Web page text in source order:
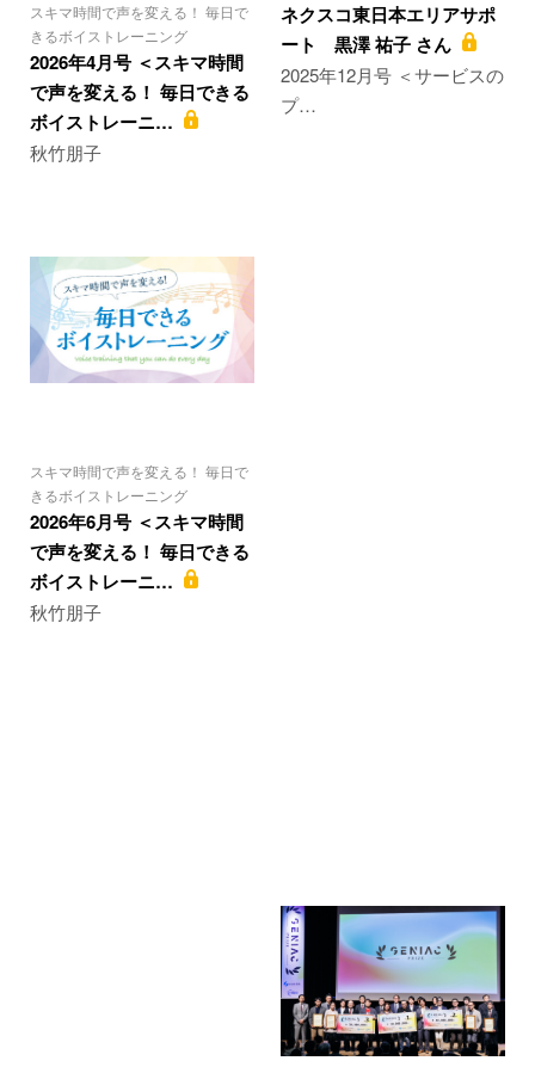
スキマ時間で声を変える！ 毎日で
きるボイストレーニング
2026年4月号 ＜スキマ時間
で声を変える！ 毎日できる
ボイストレーニ…
秋竹朋子
ネクスコ東日本エリアサポ
ート 黒澤 祐子 さん
2025年12月号 ＜サービスの
プ…
スキマ時間で声を変える！ 毎日で
きるボイストレーニング
2026年6月号 ＜スキマ時間
で声を変える！ 毎日できる
ボイストレーニ…
秋竹朋子